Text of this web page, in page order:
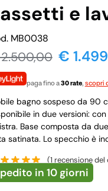
e
MB0038
€
paga fino a30 rate, scopri
bagno sospeso da 90
in due versioni:
Base composta da
satinata. Lo specchio è
(1 recensione del
in 10 giorni